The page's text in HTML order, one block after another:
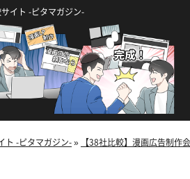
イト -ピタマガジン-
ト -ピタマガジン-» 【38社比較】漫画広告制作